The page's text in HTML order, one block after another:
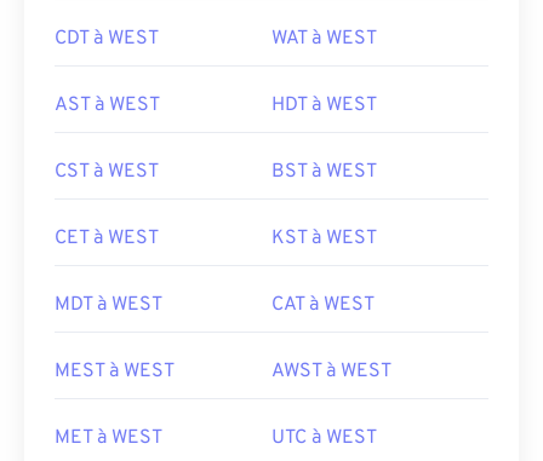
CDT à WEST WAT à WEST
AST à WEST HDT à WEST
CST à WEST BST à WEST
CET à WEST KST à WEST
MDT à WEST CAT à WEST
MEST à WEST AWST à WEST
MET à WEST UTC à WEST